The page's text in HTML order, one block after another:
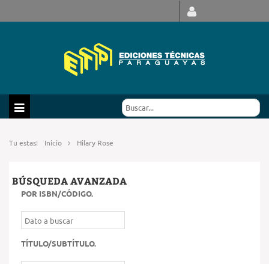
Tu estas: Inicio Hilary Rose
BÚSQUEDA AVANZADA
POR ISBN/CÓDIGO.
TÍTULO/SUBTÍTULO.